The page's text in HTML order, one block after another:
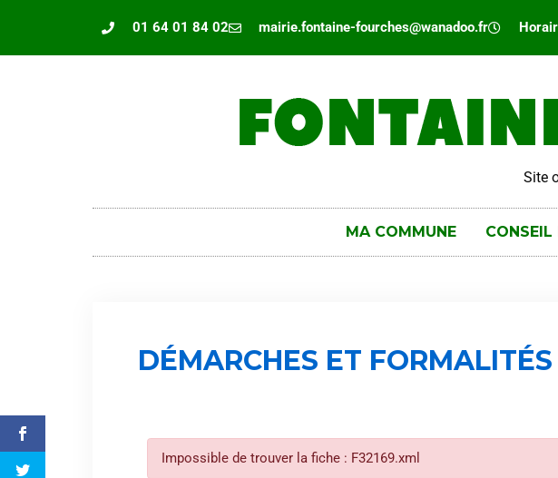
01 64 01 84 02 mairie.fontaine-fourches@wanadoo.fr
Site
MA COMMUNE CONSEIL
DÉMARCHES ET
Impossible de trouver la fiche : F32169.xml